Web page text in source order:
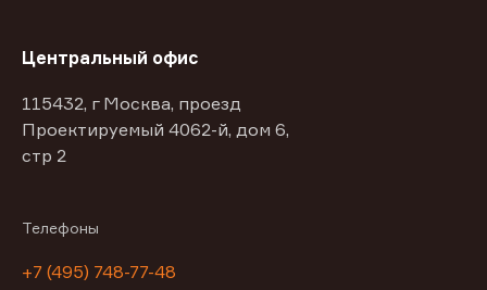
Центральный офис
115432, г Москва, проезд
Проектируемый 4062-й, дом 6,
стр 2
Телефоны
+7 (495) 748-77-48